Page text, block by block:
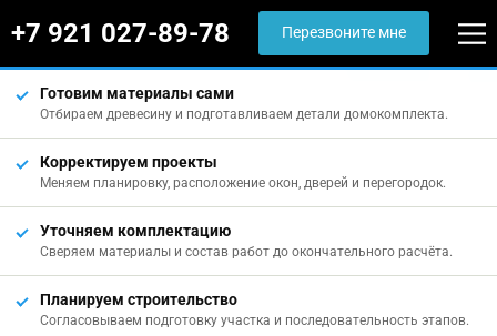
+7 921 027-89-78 Перезвоните мне
Готовим материалы сами
Отбираем древесину и подготавливаем детали домокомплекта.
Корректируем проекты
Меняем планировку, расположение окон, дверей и перегородок.
Уточняем комплектацию
Сверяем материалы и состав работ до окончательного расчёта.
Планируем строительство
Согласовываем подготовку участка и последовательность этапов.